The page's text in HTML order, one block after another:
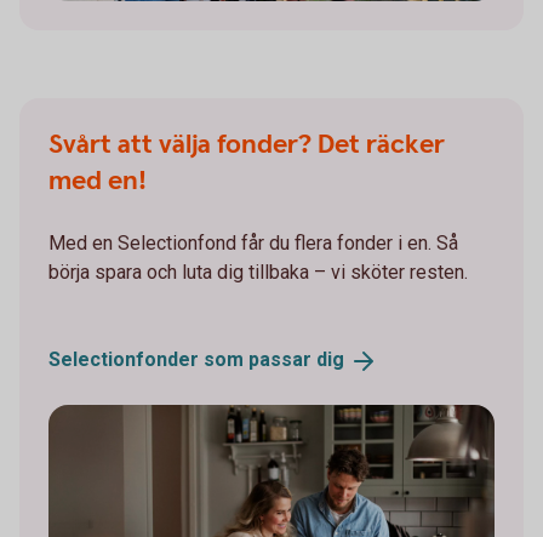
Svårt att välja fonder? Det räcker
med en!
Med en Selectionfond får du flera fonder i en. Så
börja spara och luta dig tillbaka – vi sköter resten.
Selectionfonder som passar dig